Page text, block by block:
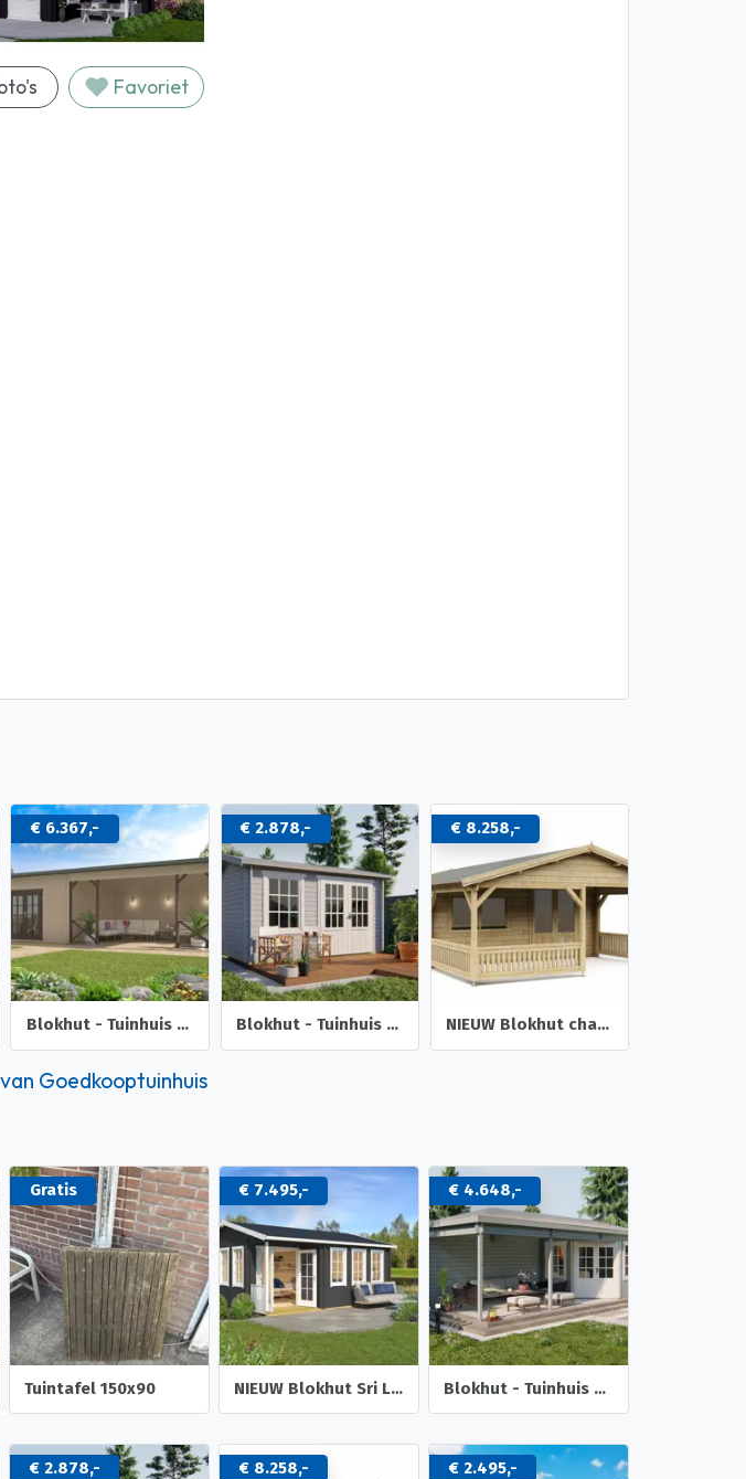
Favoriet
€ 6.367,-
Blokhut - Tuinhuis Mokka | 40 mm | vuren onbehandeld
€ 2.878,-
Blokhut - Tuinhuis Chloe | 40 mm | vuren onbehandeld
€ 8.258,-
NIEUW Blokhut chalet 50mm: 5×5+3
Goedkooptuinhuis
Gratis
Tuintafel 150x90
€ 7.495,-
NIEUW Blokhut Sri Lanka 44 Dgp+
€ 4.648,-
Blokhut - Tuinhuis Bertil | 44 mm | vuren onbehandeld
€ 2.878,- € 8.258,- € 2.495,-